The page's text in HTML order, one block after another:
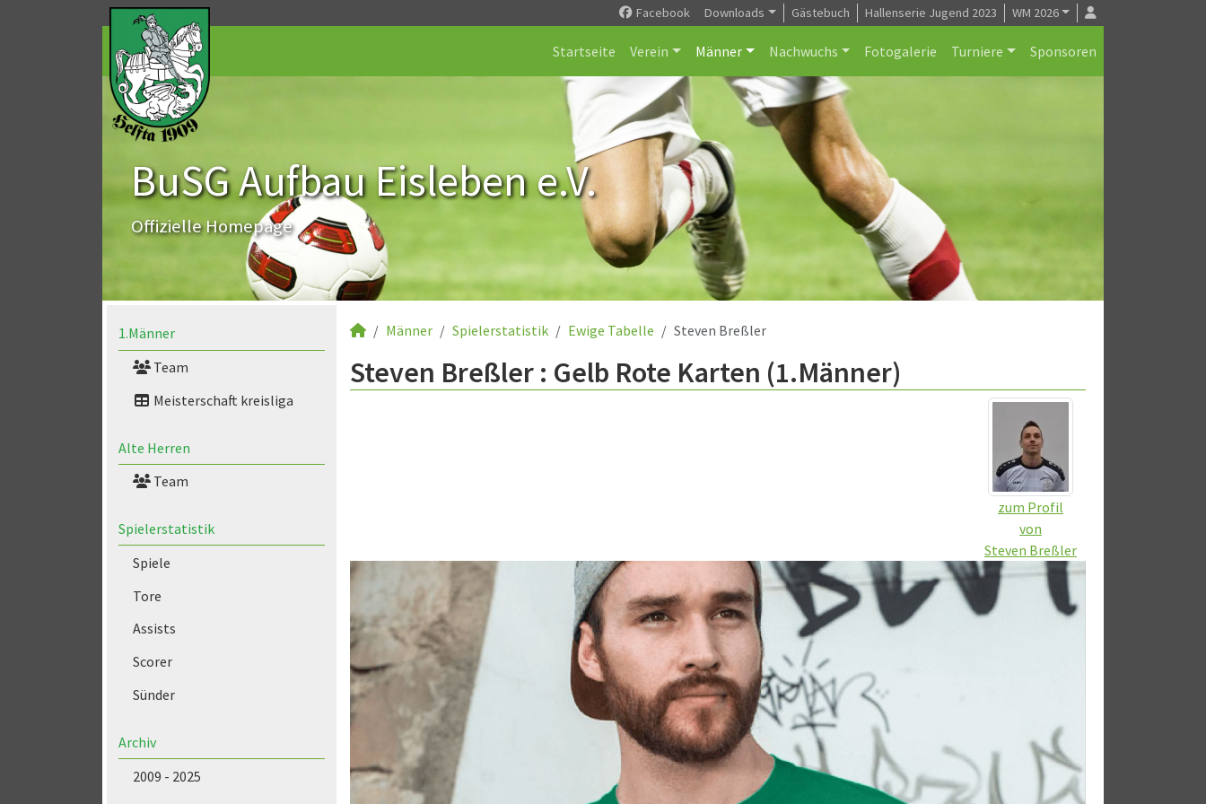
Facebook Downloads Gästebuch Hallenserie Jugend 2023 WM 2026
Startseite Verein Männer Nachwuchs Fotogalerie Turniere Sponsoren
BuSG Aufbau Eisleben e.V.
Offizielle Homepage
1.Männer
Team
Meisterschaft kreisliga
Alte Herren
Team
Spielerstatistik
Spiele
Tore
Assists
Scorer
Sünder
Archiv
2009 - 2025
Männer Spielerstatistik Ewige Tabelle Steven Breßler
Steven Breßler : Gelb Rote Karten (1.Männer)
zum Profil
von
Steven Breßler